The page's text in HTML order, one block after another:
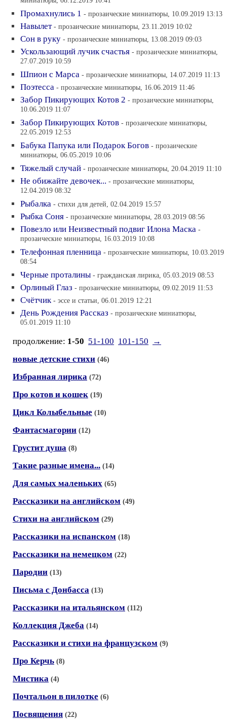
Промахнулись 1 - прозаические миниатюры, 10.09.2019 13:13
Навылет - прозаические миниатюры, 23.11.2019 10:02
Сон в руку - прозаические миниатюры, 13.08.2019 09:03
Ускользающий лучик счастья - прозаические миниатюры,
27.07.2019 10:59
Шпион с Марса - прозаические миниатюры, 14.07.2019 11:13
Поэтесса - прозаические миниатюры, 16.06.2019 11:46
Забор Пикирующих Котов 2 - прозаические миниатюры,
10.06.2019 11:07
Забор Пикирующих Котов - прозаические миниатюры,
22.05.2019 12:53
Бабука Папука или Подарок Богов - прозаические
миниатюры, 06.05.2019 10:06
Тяжелый случай - прозаические миниатюры, 20.04.2019 11:10
Не обижайте девочек... - прозаические миниатюры,
12.04.2019 08:32
Рыбалка - стихи для детей, 02.04.2019 15:57
Рыбка Соня - прозаические миниатюры, 28.03.2019 08:56
Повезло или Неизвестный подвиг Илона Маска -
прозаические миниатюры, 16.03.2019 10:08
Телефонная пленница - прозаические миниатюры, 10.03.2019
08:54
Черные проталины - гражданская лирика, 05.03.2019 08:53
Орлиный Глаз - прозаические миниатюры, 09.02.2019 11:53
Счётчик - эссе и статьи, 06.01.2019 12:21
День Рождения Рассказ - прозаические миниатюры,
05.01.2019 11:10
продолжение: 1-50 51-100 101-150
→
новые детские стихи (46)
Избранная лирика (72)
Про котов и кошек (19)
Цикл Колыбельные (10)
Фантасмагории (12)
Грустит душа (8)
Такие разные имена... (14)
Для самых маленьких (65)
Рассказики на английском (49)
Стихи на английском (29)
Рассказики на испанском (18)
Рассказики на немецком (22)
Пародии (13)
Письма с Донбасса (13)
Рассказики на итальянском (112)
Коллекция Джеба (14)
Рассказики и стихи на французском (9)
Про Керчь (8)
Мистика (4)
Почтальон в пилотке (6)
Посвящения (22)